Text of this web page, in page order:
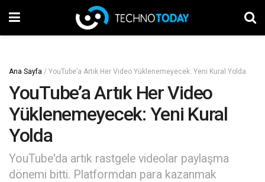
Ana Sayfa / YouTube’a Artık Her Video Yüklenemeyecek: Yeni Kural Yolda
YouTube’a Artık Her Video
Yüklenemeyecek: Yeni Kural
Yolda
YouTube'da artık rastgele videolar paylaşma
dönemi bitti. Platformdan para kazanmak